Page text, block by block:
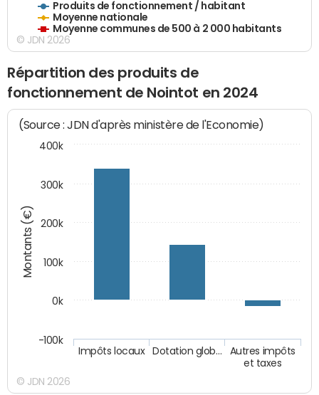
Produits de fonctionnement / habitant
Moyenne nationale
Moyenne communes de 500 à 2 000 habitants
© JDN 2026
Répartition des produits de
fonctionnement de Nointot en 2024
Montants (€)
(Source : JDN d'après ministère de l'Economie)
Autres impôts
et taxes
Dotation glob…
Impôts locaux
-100k
0k
100k
200k
300k
400k
© JDN 2026